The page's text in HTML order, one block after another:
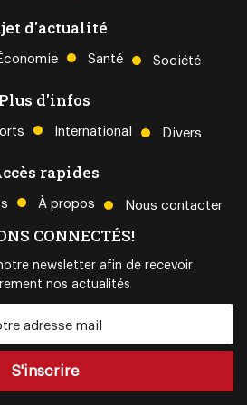
d'actualité
Santé Société
Plus d'infos
International Divers
rapides
À propos Nous contacter
CONNECTÉS!
newsletter afin de recevoir
nos actualités